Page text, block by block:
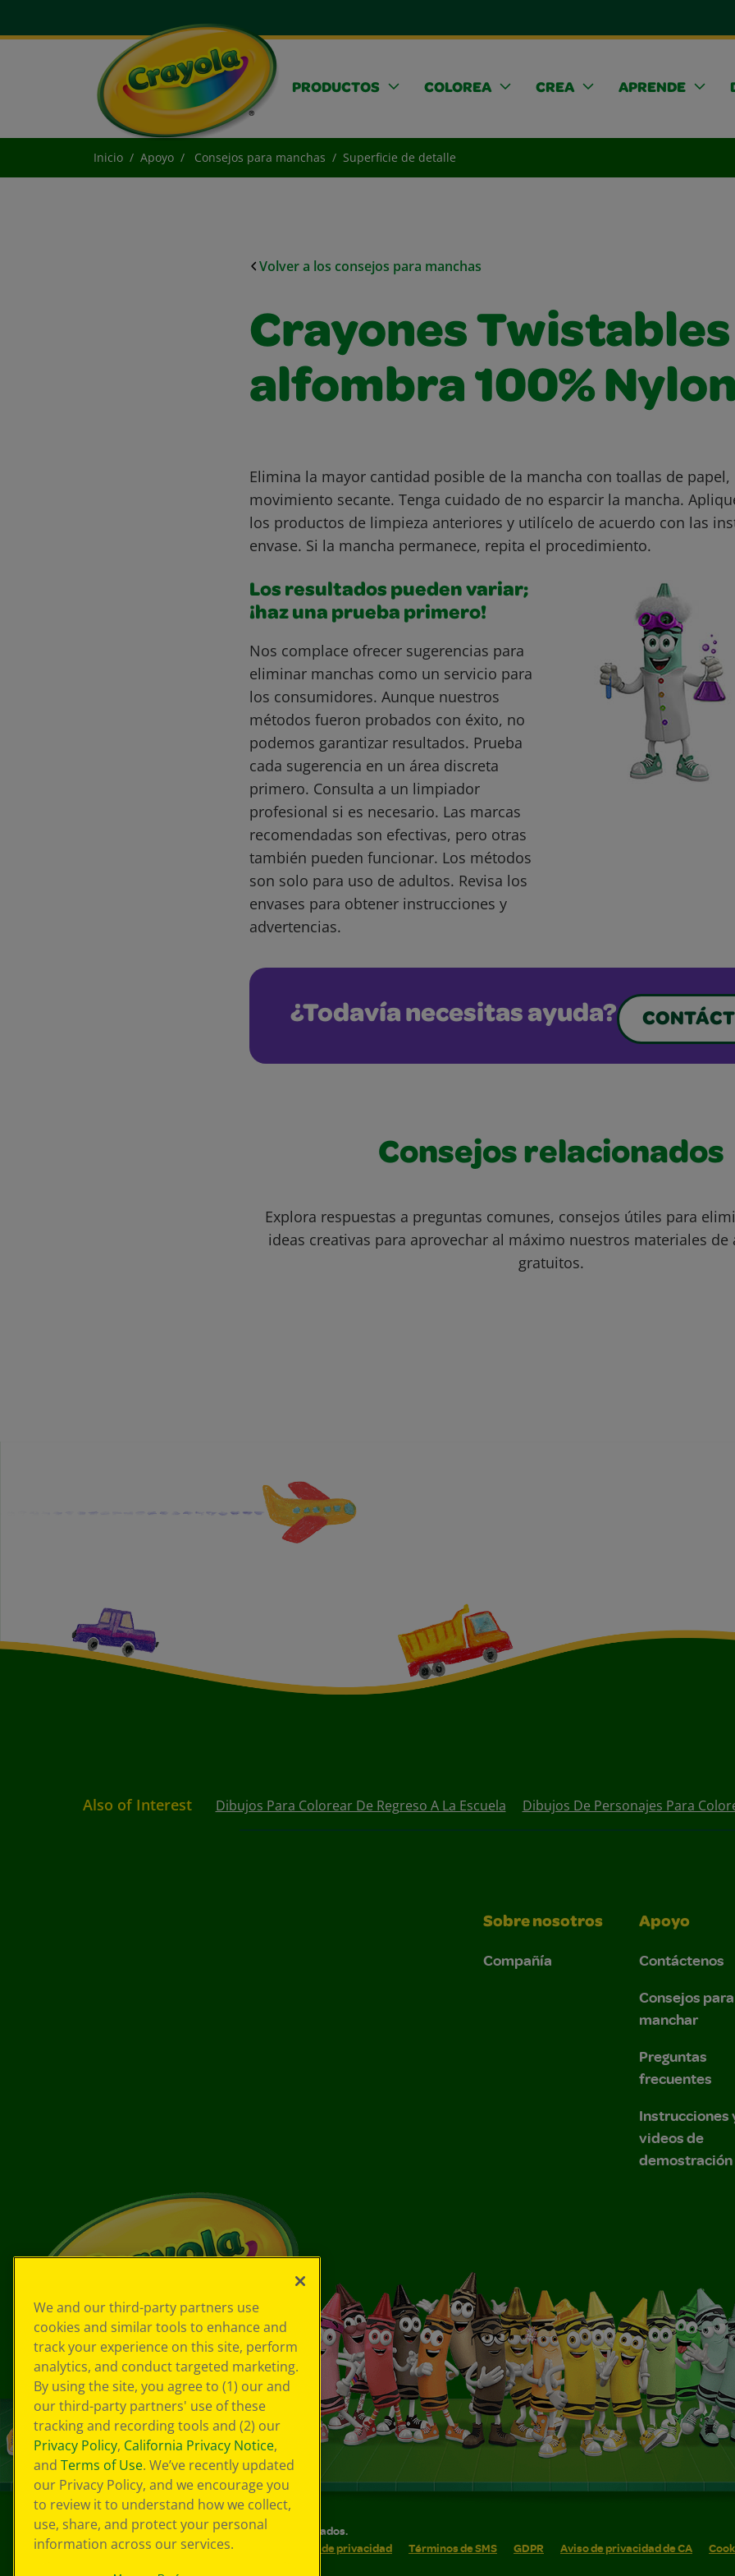
PRODUCTOS COLOREA CREA APRENDE
Inicio Apoyo Consejos para manchas Superficie de detalle
Volver a los consejos para manchas
Crayones
alfombra 100%
Elimina la mayor cantidad posible de la mancha con toallas de
movimiento secante. Tenga cuidado de no esparcir la mancha.
los productos de limpieza anteriores y utilícelo de acuerdo con las
envase. Si la mancha permanece, repita el procedimiento.
Los resultados pueden variar;
¡haz una prueba primero!
Nos complace ofrecer sugerencias para
eliminar manchas como un servicio para
los consumidores. Aunque nuestros
métodos fueron probados con éxito, no
podemos garantizar resultados. Prueba
cada sugerencia en un área discreta
primero. Consulta a un limpiador
profesional si es necesario. Las marcas
recomendadas son efectivas, pero otras
también pueden funcionar. Los métodos
son solo para uso de adultos. Revisa los
envases para obtener instrucciones y
advertencias.
¿Todavía necesitas ayuda?
Consejos relacionados
Explora respuestas a preguntas comunes, consejos útiles para
ideas creativas para aprovechar al máximo nuestros materiales de
gratuitos.
Also of Interest Dibujos Para Colorear De Regreso A La Escuela Dibujos De Personajes Para
Sobre nosotros
Compañía
Apoyo
Contáctenos
Consejos para
manchar
Preguntas
frecuentes
Instrucciones
videos de
demostración
© 2026 Crayola® Todos los derechos reservados.
Sus opciones de privacidad
Política de privacidad Términos de SMS GDPR Aviso de privacidad de CA
We and our third-party partners use
cookies and similar tools to enhance and
track your experience on this site, perform
analytics, and conduct targeted marketing.
By using the site, you agree to (1) our and
our third-party partners' use of these
tracking and recording tools and (2) our
Privacy Policy, California Privacy Notice,
and Terms of Use. We’ve recently updated
our Privacy Policy, and we encourage you
to review it to understand how we collect,
use, share, and protect your personal
information across our services.